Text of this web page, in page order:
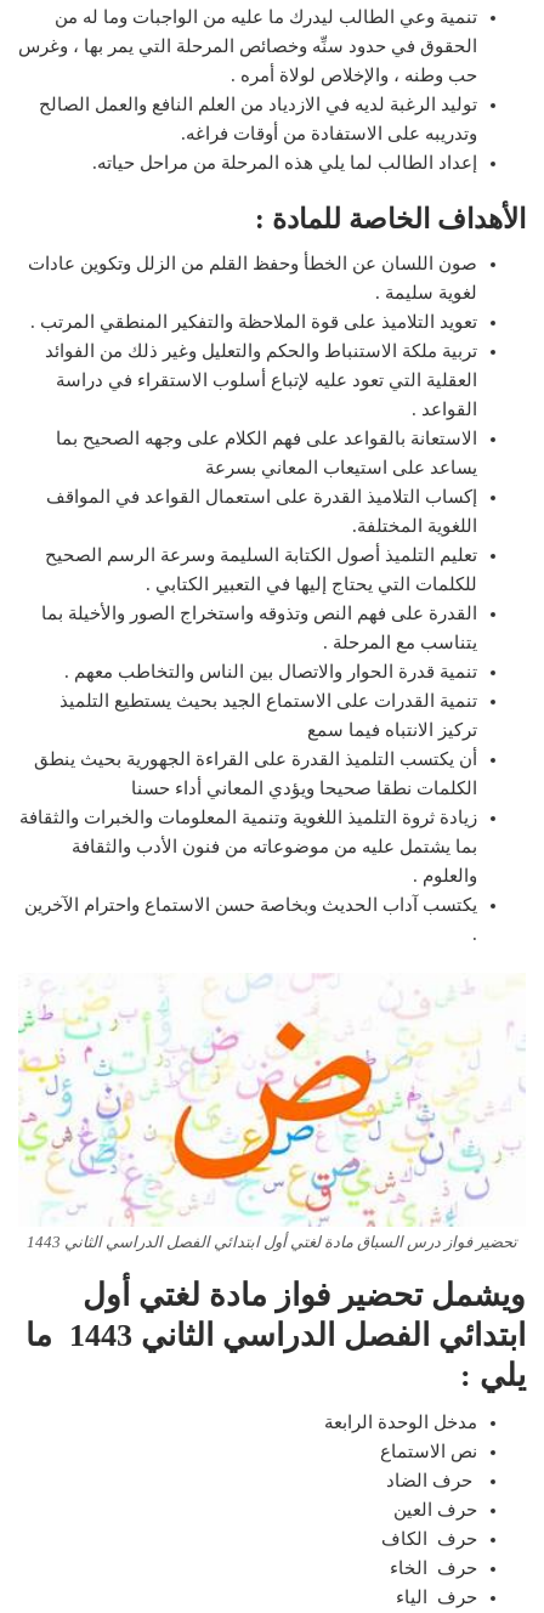
تنمية وعي الطالب ليدرك ما عليه من الواجبات وما له من
الحقوق في حدود سنِّه وخصائص المرحلة التي يمر بها ، وغرس
حب وطنه ، والإخلاص لولاة أمره .
توليد الرغبة لديه في الازدياد من العلم النافع والعمل الصالح
وتدريبه على الاستفادة من أوقات فراغه.
إعداد الطالب لما يلي هذه المرحلة من مراحل حياته.
الأهداف الخاصة للمادة :
صون اللسان عن الخطأ وحفظ القلم من الزلل وتكوين عادات
لغوية سليمة .
تعويد التلاميذ على قوة الملاحظة والتفكير المنطقي المرتب .
تربية ملكة الاستنباط والحكم والتعليل وغير ذلك من الفوائد
العقلية التي تعود عليه لإتباع أسلوب الاستقراء في دراسة
القواعد .
الاستعانة بالقواعد على فهم الكلام على وجهه الصحيح بما
يساعد على استيعاب المعاني بسرعة
إكساب التلاميذ القدرة على استعمال القواعد في المواقف
اللغوية المختلفة.
تعليم التلميذ أصول الكتابة السليمة وسرعة الرسم الصحيح
للكلمات التي يحتاج إليها في التعبير الكتابي .
القدرة على فهم النص وتذوقه واستخراج الصور والأخيلة بما
يتناسب مع المرحلة .
تنمية قدرة الحوار والاتصال بين الناس والتخاطب معهم .
تنمية القدرات على الاستماع الجيد بحيث يستطيع التلميذ
تركيز الانتباه فيما سمع
أن يكتسب التلميذ القدرة على القراءة الجهورية بحيث ينطق
الكلمات نطقا صحيحا ويؤدي المعاني أداء حسنا
زيادة ثروة التلميذ اللغوية وتنمية المعلومات والخبرات والثقافة
بما يشتمل عليه من موضوعاته من فنون الأدب والثقافة
والعلوم .
يكتسب آداب الحديث وبخاصة حسن الاستماع واحترام الآخرين
.
تحضير فواز درس السباق مادة لغتي أول ابتدائي الفصل الدراسي الثاني 1443
ويشمل تحضير فواز مادة لغتي أول
ابتدائي الفصل الدراسي الثاني 1443 ما
يلي :
مدخل الوحدة الرابعة
نص الاستماع
حرف الضاد
حرف العين
حرف الكاف
حرف الخاء
حرف الياء